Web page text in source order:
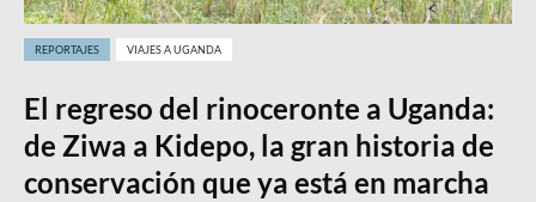
El regreso del rinoceronte a Uganda:
de Ziwa a Kidepo, la gran historia de
conservación que ya está en marcha
REPORTAJES VIAJES A UGANDA